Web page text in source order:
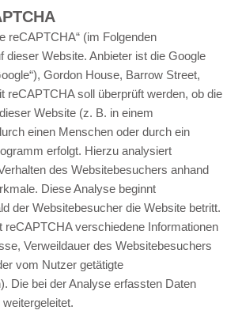
reCAPTCHA“ (im Folgenden
dieser Website. Anbieter ist die Google
Gordon House, Barrow Street,
reCAPTCHA soll überprüft werden, ob die
Website (z. B. in einem
einen Menschen oder durch ein
erfolgt. Hierzu analysiert
des Websitebesuchers anhand
Diese Analyse beginnt
der Websitebesucher die Website betritt.
reCAPTCHA verschiedene Informationen
Verweildauer des Websitebesuchers
vom Nutzer getätigte
Die bei der Analyse erfassten Daten